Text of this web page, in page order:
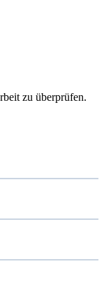
zu überprüfen.